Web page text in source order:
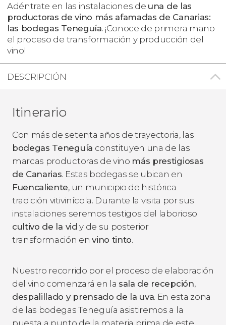
Adéntrate en las instalaciones de una de las
productoras de vino más afamadas de Canarias:
las bodegas Teneguía. ¡Conoce de primera mano
el proceso de transformación y producción del
vino!
DESCRIPCIÓN
Itinerario
Con más de setenta años de trayectoria, las
bodegas Teneguía constituyen una de las
marcas productoras de vino más prestigiosas
de Canarias. Estas bodegas se ubican en
Fuencaliente, un municipio de histórica
tradición vitivinícola. Durante la visita por sus
instalaciones seremos testigos del laborioso
cultivo de la vid y de su posterior
transformación envino tinto.
Nuestro recorrido por el proceso de elaboración
del vino comenzará en la sala de recepción,
despalillado y prensado de la uva. En esta zona
de las bodegas Teneguía asistiremos a la
puesta a punto de la materia prima de este